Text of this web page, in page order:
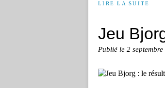
LIRE LA SUITE
Jeu
Publié le 2 septembre